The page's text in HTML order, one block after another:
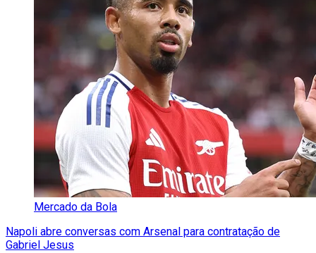
Mercado da Bola
Napoli abre conversas com Arsenal para contratação de
Gabriel Jesus